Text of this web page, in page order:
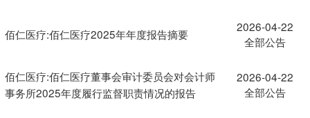
佰仁医疗:佰仁医疗2025年年度报告摘要
2026-04-22
全部公告
佰仁医疗:佰仁医疗董事会审计委员会对会计师
事务所2025年度履行监督职责情况的报告
2026-04-22
全部公告